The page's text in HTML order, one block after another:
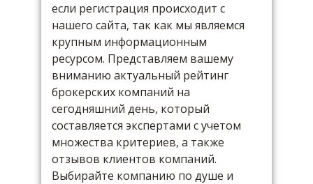
если регистрация происходит с
нашего сайта, так как мы являемся
крупным информационным
ресурсом. Представляем вашему
вниманию актуальный рейтинг
брокерских компаний на
сегодняшний день, который
составляется экспертами с учетом
множества критериев, а также
отзывов клиентов компаний.
Выбирайте компанию по душе и